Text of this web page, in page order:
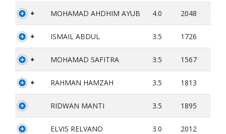
+ MOHAMAD AHDHIM AYUB 4.0 2048
+ ISMAIL ABDUL 3.5 1726
+ MOHAMAD SAFITRA 3.5 1567
+ RAHMAN HAMZAH 3.5 1813
RIDWAN MANTI 3.5 1895
ELVIS RELVANO 3.0 2012